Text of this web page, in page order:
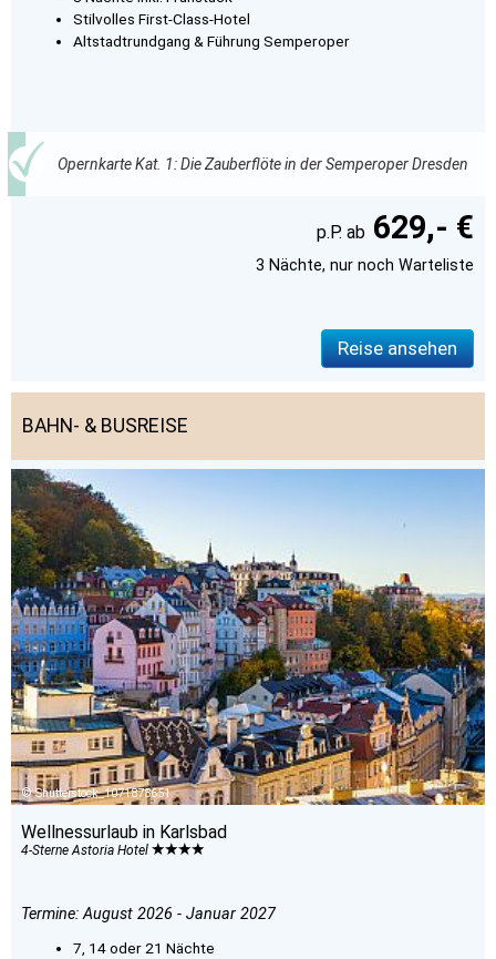
Stilvolles First-Class-Hotel
Altstadtrundgang & Führung Semperoper
Opernkarte Kat. 1: Die Zauberflöte in der Semperoper Dresden
629,- €
3 Nächte, nur noch Warteliste
Reise ansehen
BAHN- & BUSREISE
Shutterstock_1071878651
Wellnessurlaub in Karlsbad
4-Sterne Astoria Hotel
Termine: August 2026 - Januar 2027
7, 14 oder 21 Nächte